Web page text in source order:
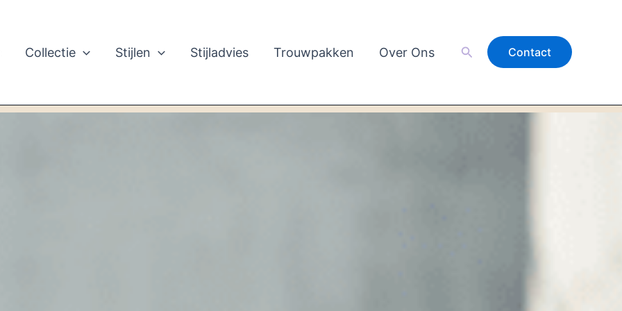
Collectie Stijlen Stijladvies Trouwpakken Over Ons Zoeken Contact